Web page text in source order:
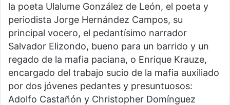
la poeta Ulalume González de León, el poeta y
periodista Jorge Hernández Campos, su
principal vocero, el pedantísimo narrador
Salvador Elizondo, bueno para un barrido y un
regado de la mafia paciana, o Enrique Krauze,
encargado del trabajo sucio de la mafia auxiliado
por dos jóvenes pedantes y presuntuosos:
Adolfo Castañón y Christopher Domínguez